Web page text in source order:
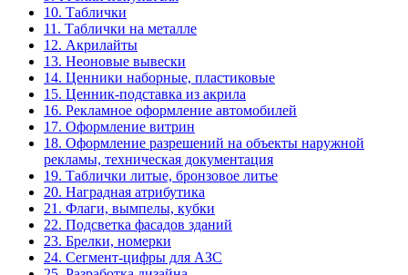
10. Таблички
11. Таблички на металле
12. Акрилайты
13. Неоновые вывески
14. Ценники наборные, пластиковые
15. Ценник-подставка из акрила
16. Рекламное оформление автомобилей
17. Оформление витрин
18. Оформление разрешений на объекты наружной
рекламы, техническая документация
19. Таблички литые, бронзовое литье
20. Наградная атрибутика
21. Флаги, вымпелы, кубки
22. Подсветка фасадов зданий
23. Брелки, номерки
24. Сегмент-цифры для АЗС